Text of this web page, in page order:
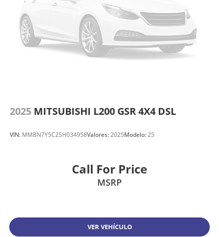
2025 MITSUBISHI L200 GSR 4X4 DSL
VIN: MMBN7Y5C2SH034958Valores:2025Modelo:25
Call For Price
MSRP
VER VEHÍCULO